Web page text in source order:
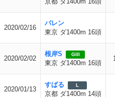
2020/02/16
バレン
東京 ダ1400m 16頭
2020/02/02
根岸S GIII
東京 ダ1400m 16頭
2020/01/13
すばる L
京都 ダ1400m 14頭